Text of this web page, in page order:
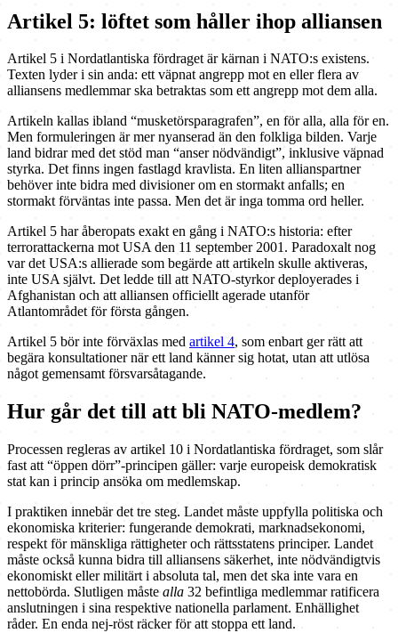
Artikel 5: löftet som håller ihop alliansen
Artikel 5 i Nordatlantiska fördraget är kärnan i NATO:s existens.
Texten lyder i sin anda: ett väpnat angrepp mot en eller flera av
alliansens medlemmar ska betraktas som ett angrepp mot dem alla.
Artikeln kallas ibland “musketörsparagrafen”, en för alla, alla för en.
Men formuleringen är mer nyanserad än den folkliga bilden. Varje
land bidrar med det stöd man “anser nödvändigt”, inklusive väpnad
styrka. Det finns ingen fastlagd kravlista. En liten allians­partner
behöver inte bidra med divisioner om en stormakt anfalls; en
stormakt förväntas inte passa. Men det är inga tomma ord heller.
Artikel 5 har åberopats exakt en gång i NATO:s historia: efter
terrorattackerna mot USA den 11 september 2001. Paradoxalt nog
var det USA:s allierade som begärde att artikeln skulle aktiveras,
inte USA självt. Det ledde till att NATO-styrkor deployerades i
Afghanistan och att alliansen officiellt agerade utanför
Atlantområdet för första gången.
Artikel 5 bör inte förväxlas med artikel 4, som enbart ger rätt att
begära konsultationer när ett land känner sig hotat, utan att utlösa
något gemensamt försvarsåtagande.
Hur går det till att bli NATO-medlem?
Processen regleras av artikel 10 i Nordatlantiska fördraget, som slår
fast att “öppen dörr”-principen gäller: varje europeisk demokratisk
stat kan i princip ansöka om medlemskap.
I praktiken innebär det tre steg. Landet måste uppfylla politiska och
ekonomiska kriterier: fungerande demokrati, marknadsekonomi,
respekt för mänskliga rättigheter och rättsstatens principer. Landet
måste också kunna bidra till alliansens säkerhet, inte nödvändigtvis
ekonomiskt eller militärt i absoluta tal, men det ska inte vara en
nettobörda. Slutligen måste alla 32 befintliga medlemmar ratificera
anslutningen i sina respektive nationella parlament. Enhällighet
råder. En enda nej-röst räcker för att stoppa ett land.